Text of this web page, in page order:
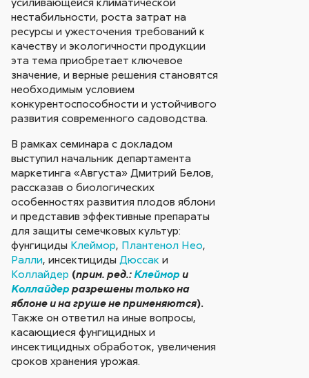
нестабильности, роста затрат на
ресурсы и ужесточения требований к
качеству и экологичности продукции
эта тема приобретает ключевое
значение, и верные решения становятся
необходимым условием
конкурентоспособности и устойчивого
развития современного садоводства.
В рамках семинара с докладом
выступил начальник департамента
маркетинга «Августа» Дмитрий Белов,
рассказав о биологических
особенностях развития плодов яблони
и представив эффективные препараты
для защиты семечковых культур:
фунгициды Клеймор, Плантенол Нео,
Ралли, инсектициды Дюссак и
Коллайдер (прим. ред.: Клеймори
Коллайдерразрешены только на
яблоне и на груше не применяются).
Также он ответил на иные вопросы,
касающиеся фунгицидных и
инсектицидных обработок, увеличения
сроков хранения урожая.